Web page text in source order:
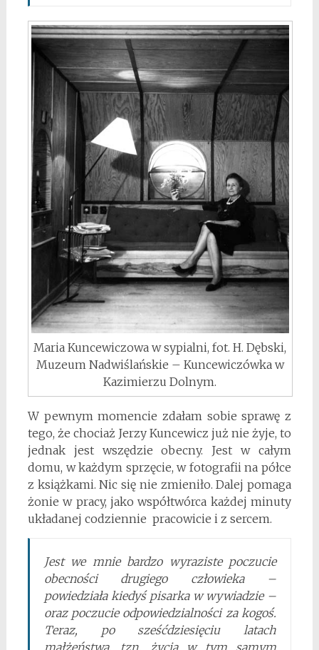
Maria Kuncewiczowa w sypialni, fot. H. Dębski,
Muzeum Nadwiślańskie – Kuncewiczówka w
Kazimierzu Dolnym.
W pewnym momencie zdałam sobie sprawę z
tego, że chociaż Jerzy Kuncewicz już nie żyje, to
jednak jest wszędzie obecny. Jest w całym
domu, w każdym sprzęcie, w fotografii na półce
z książkami. Nic się nie zmieniło. Dalej pomaga
żonie w pracy, jako współtwórca każdej minuty
układanej codziennie pracowicie i z sercem.
Jest we mnie bardzo wyraziste poczucie
obecności drugiego człowieka –
powiedziała kiedyś pisarka w wywiadzie –
oraz poczucie odpowiedzialności za kogoś.
Teraz, po sześćdziesięciu latach